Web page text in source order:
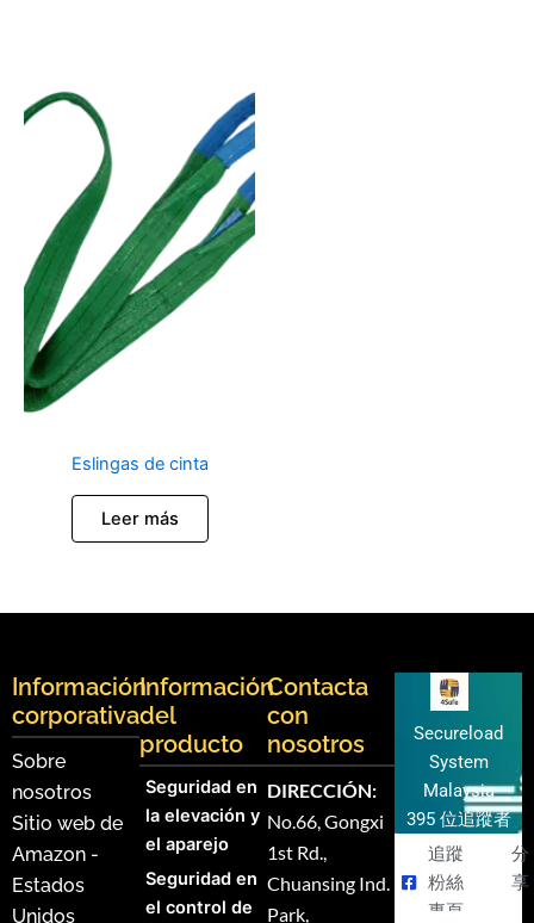
Eslingas de cinta
Leer más
Información
corporativa
Sobre
nosotros
Sitio web de
Amazon -
Estados
Unidos
Información
del
producto
Seguridad en
la elevación y
el aparejo
Seguridad en
el control de
Contacta
con
nosotros
DIRECCIÓN:
No.66, Gongxi
1st Rd.,
Chuansing Ind.
Park,
Secureload
System
Malaysia
395 位追蹤者
追蹤
粉絲
專頁
分
享